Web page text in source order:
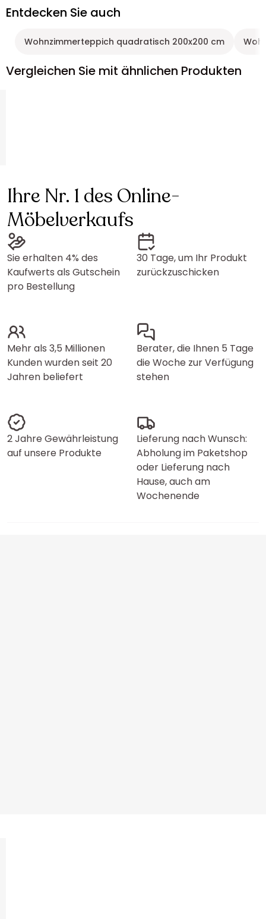
Entdecken Sie auch
Wohnzimmerteppich quadratisch 200x200 cm
Vergleichen Sie mit ähnlichen Produkten
Ihre Nr. 1 des Online-
Möbelverkaufs
Sie erhalten 4% des
Kaufwerts als Gutschein
pro Bestellung
30 Tage, um Ihr Produkt
zurückzuschicken
Mehr als 3,5 Millionen
Kunden wurden seit 20
Jahren beliefert
Berater, die Ihnen 5 Tage
die Woche zur Verfügung
stehen
2 Jahre Gewährleistung
auf unsere Produkte
Lieferung nach Wunsch:
Abholung im Paketshop
oder Lieferung nach
Hause, auch am
Wochenende